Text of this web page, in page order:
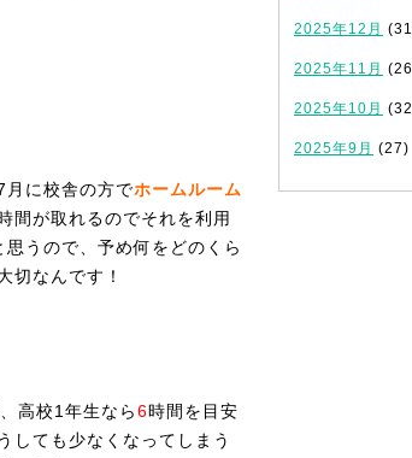
に校舎の方でホームルーム
間が取れるのでそれを利用
うので、予め何をどのくら
切なんです！
高校1年生なら6時間を目安
しても少なくなってしまう
2025年12月
2025年11月
2025年10月
2025年9月 (27)